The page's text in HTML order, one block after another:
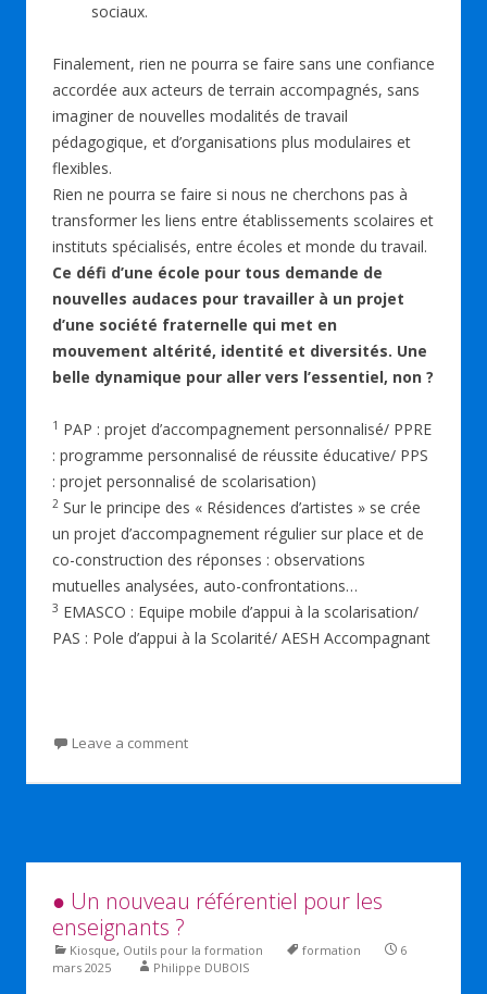
sociaux.
Finalement, rien ne pourra se faire sans une confiance
accordée aux acteurs de terrain accompagnés, sans
imaginer de nouvelles modalités de travail
pédagogique, et d’organisations plus modulaires et
flexibles.
Rien ne pourra se faire si nous ne cherchons pas à
transformer les liens entre établissements scolaires et
instituts spécialisés, entre écoles et monde du travail.
Ce défi d’une école pour tous demande de
nouvelles audaces pour travailler à un projet
d’une société fraternelle qui met en
mouvement altérité, identité et diversités. Une
belle dynamique pour aller vers l’essentiel, non ?
1 PAP : projet d’accompagnement personnalisé/ PPRE
: programme personnalisé de réussite éducative/ PPS
: projet personnalisé de scolarisation)
2 Sur le principe des « Résidences d’artistes » se crée
un projet d’accompagnement régulier sur place et de
co-construction des réponses : observations
mutuelles analysées, auto-confrontations…
3 EMASCO : Equipe mobile d’appui à la scolarisation/
PAS : Pole d’appui à la Scolarité/ AESH Accompagnant
Leave a comment
● Un nouveau référentiel pour les
enseignants ?
Kiosque, Outils pour la formation formation
6
mars 2025
Philippe DUBOIS